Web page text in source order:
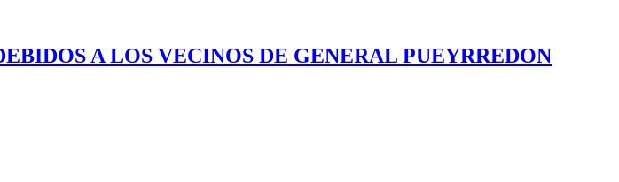
A LOS VECINOS DE GENERAL PUEYRREDON